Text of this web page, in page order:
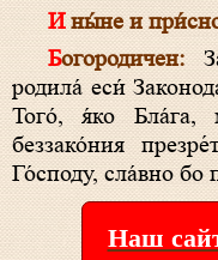
И ны́не и
Богородичен:
родила́ еси́
Того́, я́ко Бла́га,
беззако́ния
Го́споду, сла́вно бо
Наш